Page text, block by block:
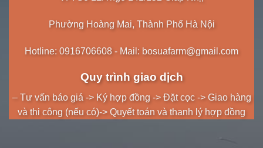
Phường Hoàng Mai, Thành Phố Hà Nội
Hotline: 0916706608 - Mail: bosuafarm@gmail.com
Quy trình giao dịch
– Tư vấn báo giá -> Ký hợp đồng -> Đặt cọc -> Giao hàng
và thi công (nếu có)-> Quyết toán và thanh lý hợp đồng